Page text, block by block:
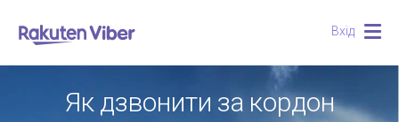
Вхід
Як дзвонити за кордон